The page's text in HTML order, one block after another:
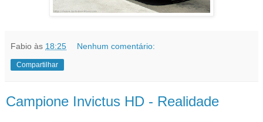
Fabio às 18:25 Nenhum comentário:
Compartilhar
Campione Invictus HD - Realidade